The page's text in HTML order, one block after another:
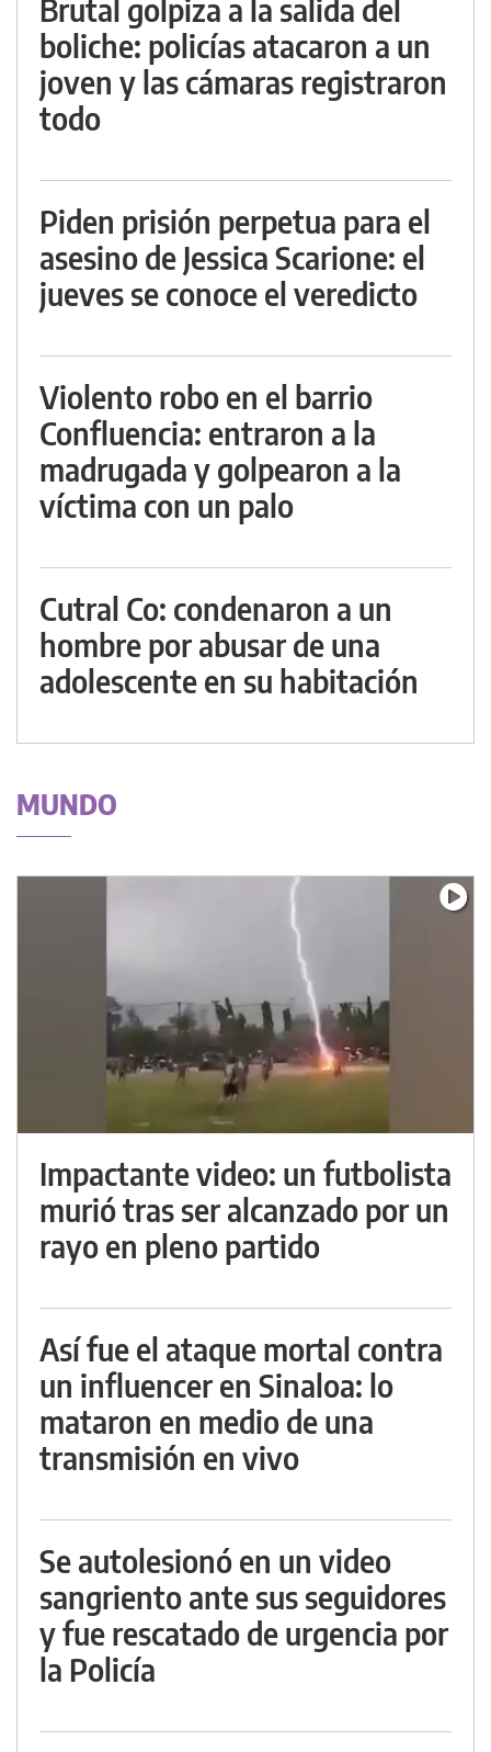
Brutal golpiza a la salida del
boliche: policías atacaron a un
joven y las cámaras registraron
todo
Piden prisión perpetua para el
asesino de Jessica Scarione: el
jueves se conoce el veredicto
Violento robo en el barrio
Confluencia: entraron a la
madrugada y golpearon a la
víctima con un palo
Cutral Co: condenaron a un
hombre por abusar de una
adolescente en su habitación
MUNDO
Impactante video: un futbolista
murió tras ser alcanzado por un
rayo en pleno partido
Así fue el ataque mortal contra
un influencer en Sinaloa: lo
mataron en medio de una
transmisión en vivo
Se autolesionó en un video
sangriento ante sus seguidores
y fue rescatado de urgencia por
la Policía